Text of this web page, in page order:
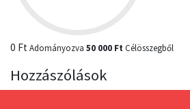
0 FtAdományozva 50 000 Ft Célösszegből
Hozzászólások